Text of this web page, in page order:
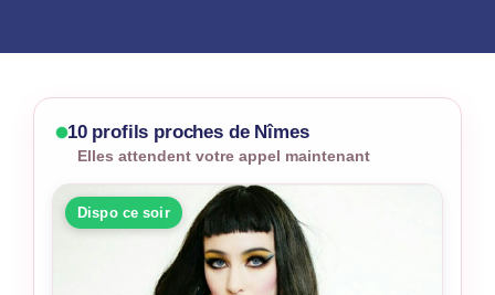
10 profils proches de Nîmes
Elles attendent votre appel maintenant
Dispo ce soir